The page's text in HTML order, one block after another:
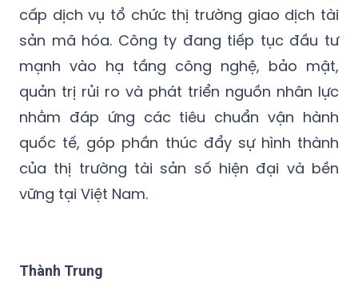
cấp dịch vụ tổ chức thị trường giao dịch tài
sản mã hóa. Công ty đang tiếp tục đầu tư
mạnh vào hạ tầng công nghệ, bảo mật,
quản trị rủi ro và phát triển nguồn nhân lực
nhằm đáp ứng các tiêu chuẩn vận hành
quốc tế, góp phần thúc đẩy sự hình thành
của thị trường tài sản số hiện đại và bền
vững tại Việt Nam.
Thành Trung